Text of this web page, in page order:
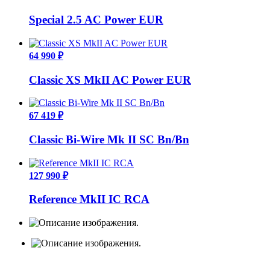
Special 2.5 AC Power EUR
64 990 ₽
Classic XS MkII AC Power EUR
67 419 ₽
Classic Bi-Wire Mk II SC Bn/Bn
127 990 ₽
Reference MkII IC RCA